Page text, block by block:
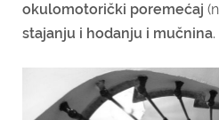
okulomotorički poremećaj
stajanju i hodanju i mučnina.